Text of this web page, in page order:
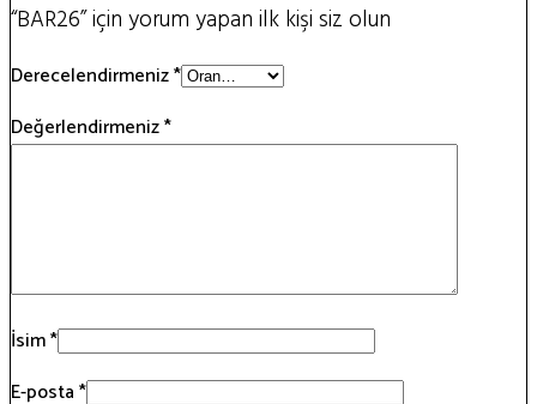
“BAR26” için yorum yapan ilk kişi siz olun
Derecelendirmeniz*
Değerlendirmeniz*
İsim*
E-posta*